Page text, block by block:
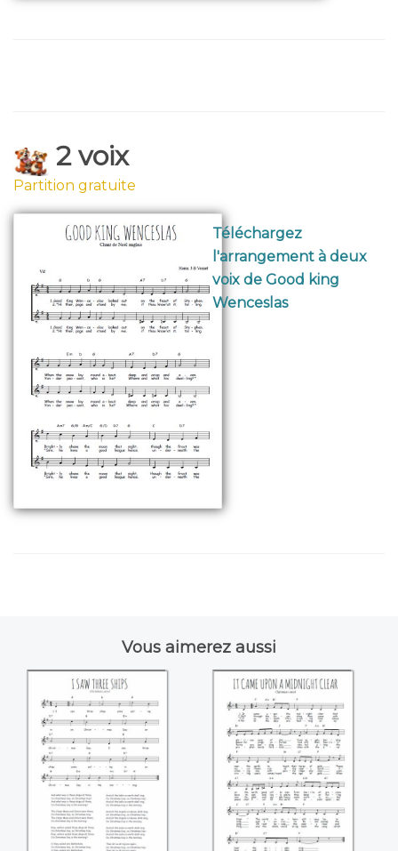
2 voix
Partition gratuite
Téléchargez
l'arrangement à deux
voix de Good king
Wenceslas
Vous aimerez aussi
I saw three ships
come sailing by
It came upon the
midnight clear